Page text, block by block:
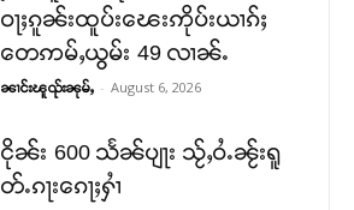
ဝႃႈၵူၼ်းထူပ်းၽေးဢိုပ်းယၢၵ်ႈ
တေဢမ်ႇယွမ်း 49 လၢၼ်ႉ
ၼၢင်းၽူၺ်းၼုမ်ႇ - August 6, 2026
ငိုၼ်း 600 သႅၼ်ပျႃး သႂ်ႇဝႆႉၼႂ်းရူ
တ်ႉၵႃးၵေႃႈႁၢႆ